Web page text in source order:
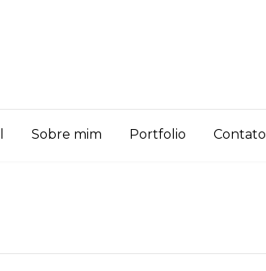
Sobre mim Portfolio Contato